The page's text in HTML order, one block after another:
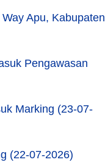
Apu, Kabupaten
Pengawasan
Marking (23-07-
(22-07-2026)